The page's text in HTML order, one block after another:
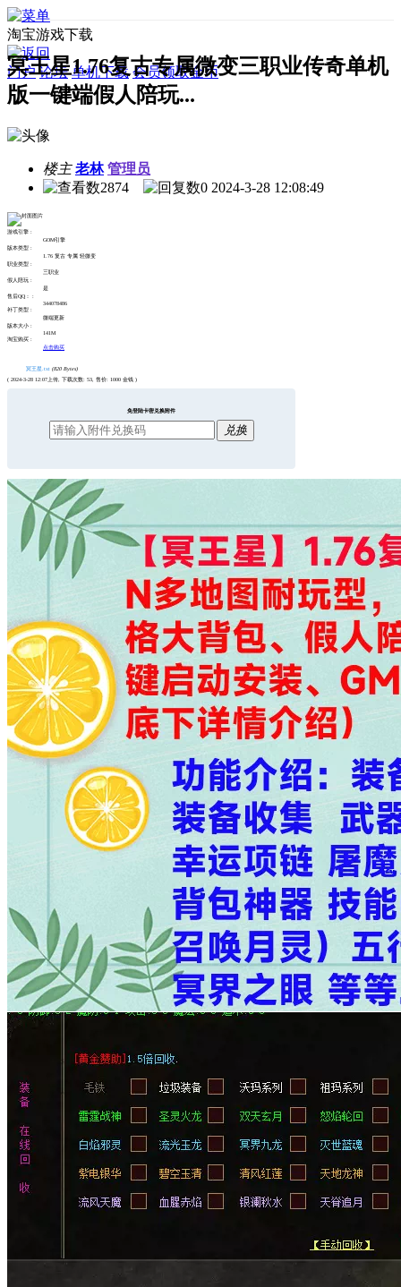
淘宝游戏下载
门户 论坛 单机下载 会员领取金币
冥王星1.76复古专属微变三职业传奇单机
版一键端假人陪玩...
楼主 老林 管理员
2874
0 2024-3-28 12:08:49
游戏引擎 :
GOM引擎
版本类型 :
1.76 复古 专属 轻微变
职业类型 :
三职业
假人陪玩 :
是
售后QQ： :
344078486
补丁类型 :
微端更新
版本大小 :
141M
淘宝购买 :
点击购买
冥王星.txt (820 Bytes)
( 2024-3-28 12:07上传, 下载次数: 53, 售价: 1000 金钱 )
免登陆卡密兑换附件
兑换